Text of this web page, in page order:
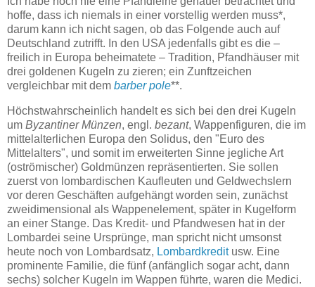
hoffe, dass ich niemals in einer vorstellig werden muss*,
darum kann ich nicht sagen, ob das Folgende auch auf
Deutschland zutrifft. In den USA jedenfalls gibt es die –
freilich in Europa beheimatete – Tradition, Pfandhäuser mit
drei goldenen Kugeln zu zieren; ein Zunftzeichen
vergleichbar mit dem barber pole**.
Höchstwahrscheinlich handelt es sich bei den drei Kugeln
um Byzantiner Münzen, engl. bezant, Wappenfiguren, die im
mittelalterlichen Europa den Solidus, den "Euro des
Mittelalters", und somit im erweiterten Sinne jegliche Art
(oströmischer) Goldmünzen repräsentierten. Sie sollen
zuerst von lombardischen Kaufleuten und Geldwechslern
vor deren Geschäften aufgehängt worden sein, zunächst
zweidimensional als Wappenelement, später in Kugelform
an einer Stange. Das Kredit- und Pfandwesen hat in der
Lombardei seine Ursprünge, man spricht nicht umsonst
heute noch von Lombardsatz, Lombardkreditusw. Eine
prominente Familie, die fünf (anfänglich sogar acht, dann
sechs) solcher Kugeln im Wappen führte, waren die Medici.